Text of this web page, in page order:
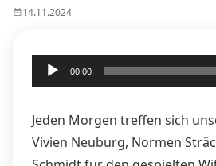
14.11.2024
Audio-
Player
00:00
Jeden Morgen treffen sich
Vivien Neuburg, Normen